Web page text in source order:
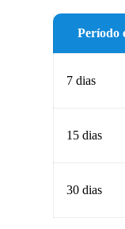
Período
7 dias
15 dias
30 dias